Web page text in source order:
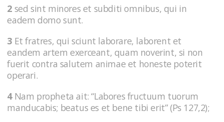
2 sed sint minores et subditi omnibus, qui in
eadem domo sunt.
3 Et fratres, qui sciunt laborare, laborent et
eandem artem exerceant, quam noverint, si non
fuerit contra salutem animae et honeste poterit
operari.
4Nam propheta ait: “Labores fructuum tuorum
manducabis; beatus es et bene tibi erit” (Ps 127,2);